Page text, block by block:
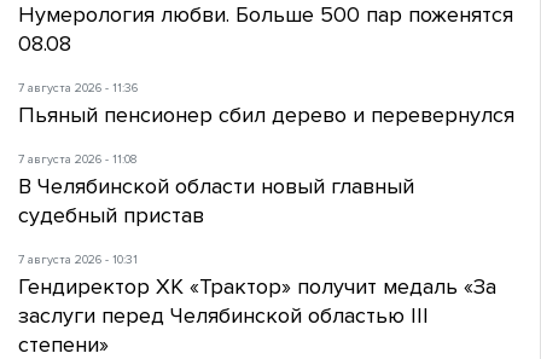
Нумерология любви. Больше 500 пар поженятся
08.08
7 августа 2026 - 11:36
Пьяный пенсионер сбил дерево и перевернулся
7 августа 2026 - 11:08
В Челябинской области новый главный
судебный пристав
7 августа 2026 - 10:31
Гендиректор ХК «Трактор» получит медаль «За
заслуги перед Челябинской областью III
степени»